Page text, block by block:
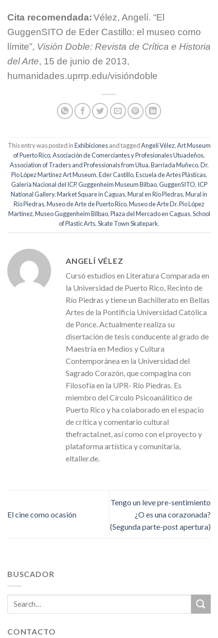
Cita recomendada:Vélez, Angelí. “El
GuggenSITO de Eder Castillo: el museo como
límite”, Visión Doble: Revista de Crítica e Historia
del Arte, 15 de junio de 2013,
humanidades.uprrp.edu/visióndoble
This entry was posted inExhibicionesand taggedAngelí Vélez,Art Museum
of Puerto Rico,Asociación de Comerciantes y Profesionales Utuadeños,
Association of Traders and Professionals from Utua,Barriada Muñeco,Dr.
Pío López Martínez Art Museum,Eder Castillo,Escuela de Artes Plásticas,
Galería Nacional del ICP,Guggenheim Museum Bilbao,GuggenSITO, ICP
National Gallery,Market Square in Caguas,Mural en Río Piedras,Mural in
Río Piedras,Museo de Arte de Puerto Rico,Museo de Arte Dr. Pío López
Martínez,Museo Guggenheim Bilbao,Plaza del Mercado en Caguas,School
of Plastic Arts,Skate Town Skatepark.
ANGELÍ VÉLEZ
Cursó estudios en Literatura Comparada en
la Universidad de Puerto Rico, Recinto de
Río Piedras y tiene un Bachillerato en Bellas
Artes de la Pontificia Universidad Católica
de Ponce. Actualmente realiza su
disertación de tesis conducente al grado de
Maestría en Medios y Cultura
Contemporánea en la Universidad del
Sagrado Corazón, que compagina con
Filosofía en la UPR- Río Piedras. Es
miembro del Círculo Psicoanálitico de
Puerto Rico y ha colaborado en el espacio
de crítica y comentario cultural
thefractal.net, así como con el proyecto y
plataforma artística y comunitaria,
eltaller.de.
El cine como ocasión
Tengo un leve pre-sentimiento
¿O es una corazonada?
(Segunda parte-post apertura)
BUSCADOR
CONTACTO